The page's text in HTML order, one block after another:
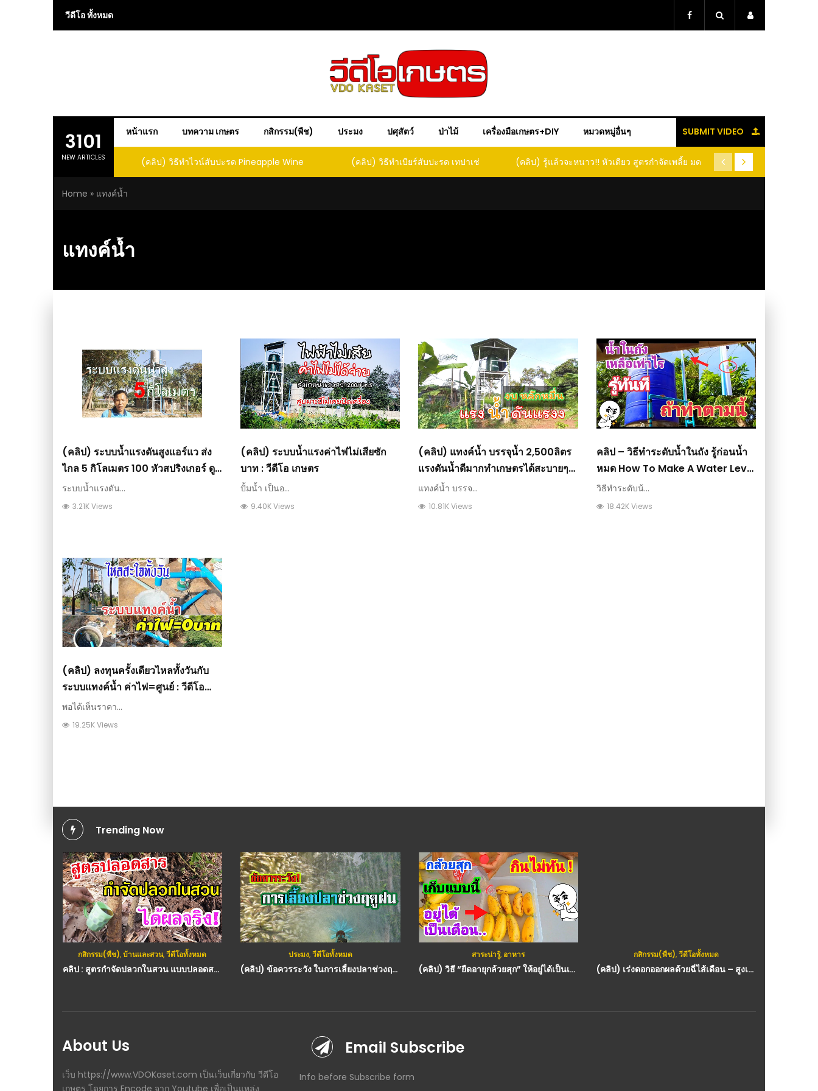
วีดีโอ ทั้งหมด
3101
NEW ARTICLES
หน้าแรก บทความ เกษตร กสิกรรม(พืช) ประมง ปศุสัตว์ ป่าไม้ เครื่องมือเกษตร+DIY หมวดหมู่อื่นๆ SUBMIT VIDEO
ปลูกแคนตาลูปในถัง จะได้ผลลูก
in a barrel would yield
(คลิป) วิธีทำไวน์สับปะรด Pineapple Wine (คลิป) วิธีทำเบียร์สับปะรด เทปาเช่
(คลิป) รู้แล้วจะหนาว!! หัวเดียว สูตรกำจัดเพลี้ย มด
หนอนแมลง หนีกระเจิงทั้งสวน ลองทำดูสิ
(คลิป) ปลูกทุเรียนง่ายๆ ปลูก
ต้นคู่ แบบเสียบยอ
Home » แทงค์น้ำ
แทงค์น้ำ
(คลิป) ระบบน้ำแรงดันสูงแอร์แว ส่ง
ไกล 5 กิโลเมตร 100 หัวสปริงเกอร์ ดู
แล้วทำได้เลย : วีดีโอ เกษตร
ระบบน้ำแรงดัน...
3.21K Views
(คลิป) ระบบน้ำแรงค่าไฟไม่เสียซัก
บาท : วีดีโอ เกษตร
ปั้มน้ำ เป็นอ...
9.40K Views
(คลิป) แทงค์น้ำ บรรจุน้ำ 2,500ลิตร
แรงดันน้ำดีมากทำเกษตรได้สะบายๆ
สูง 3 เมตร งบ 2หมื่น (การทำแทงค์
น้ำ) : วีดีโอ เกษตร
แทงค์น้ำ บรรจ...
10.81K Views
คลิป – วิธีทำระดับน้ำในถัง รู้ก่อนน้ำ
หมด How To Make A Water Level
Measure The Water In The Tank
: วีดีโอ เกษตร
วิธีทำระดับน้...
18.42K Views
(คลิป) ลงทุนครั้งเดียวไหลทั้งวันกับ
ระบบแทงค์น้ำ ค่าไฟ=ศูนย์ : วีดีโอ
เกษตร
พอได้เห็นราคา...
19.25K Views
Trending Now
กสิกรรม(พืช),บ้านและสวน,วีดีโอทั้งหมด
คลิป : สูตรกำจัดปลวกในสวน แบบปลอดสารทำเองง่ายๆ ได้ผลจริง : วีดีโอ เกษตร
ประมง,วีดีโอทั้งหมด
(คลิป) ข้อควรระวัง ในการเลี้ยงปลาช่วงฤดูฝน ในเบื้องต้น : วีดีโอ เกษตร
สาระน่ารู้, อาหาร
(คลิป) วิธี “ยืดอายุกล้วยสุก” ให้อยู่ได้เป็นเดือน ด้วยวิธีง่ายๆ How to store bananas for a long time : วีดีโอ เกษตร
กสิกรรม(พืช),วีดีโอทั้งหมด
(คลิป) เร่งดอกออกผลด้วยฉี่ไส้เดือน – สูงเตี้ยเรี่ยดิน : วีดีโอ เกษตร
About Us
เว็บ https://www.VDOKaset.com เป็นเว็บเกี่ยวกับ วีดีโอ
เกษตร โดยการ Encode จาก Youtube เพื่อเป็นแหล่ง
Email Subscribe
Info before Subscribe form